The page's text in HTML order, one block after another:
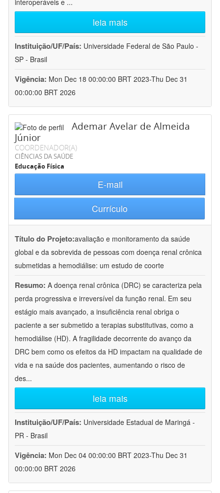
interoperáveis e ...
leia mais
Instituição/UF/País: Universidade Federal de São Paulo -
SP - Brasil
Vigência: Mon Dec 18 00:00:00 BRT 2023-Thu Dec 31
00:00:00 BRT 2026
Ademar Avelar de Almeida
Júnior
COORDENADOR(A)
CIÊNCIAS DA SAÚDE
Educação Física
E-mail
Currículo
Título do Projeto:avaliação e monitoramento da saúde
global e da sobrevida de pessoas com doença renal crônica
submetidas a hemodiálise: um estudo de coorte
Resumo: A doença renal crônica (DRC) se caracteriza pela
perda progressiva e irreversível da função renal. Em seu
estágio mais avançado, a insuficiência renal obriga o
paciente a ser submetido a terapias substitutivas, como a
hemodiálise (HD). A fragilidade decorrente do avanço da
DRC bem como os efeitos da HD impactam na qualidade de
vida e na saúde dos pacientes, aumentando o risco de
des...
leia mais
Instituição/UF/País: Universidade Estadual de Maringá -
PR - Brasil
Vigência: Mon Dec 04 00:00:00 BRT 2023-Thu Dec 31
00:00:00 BRT 2026